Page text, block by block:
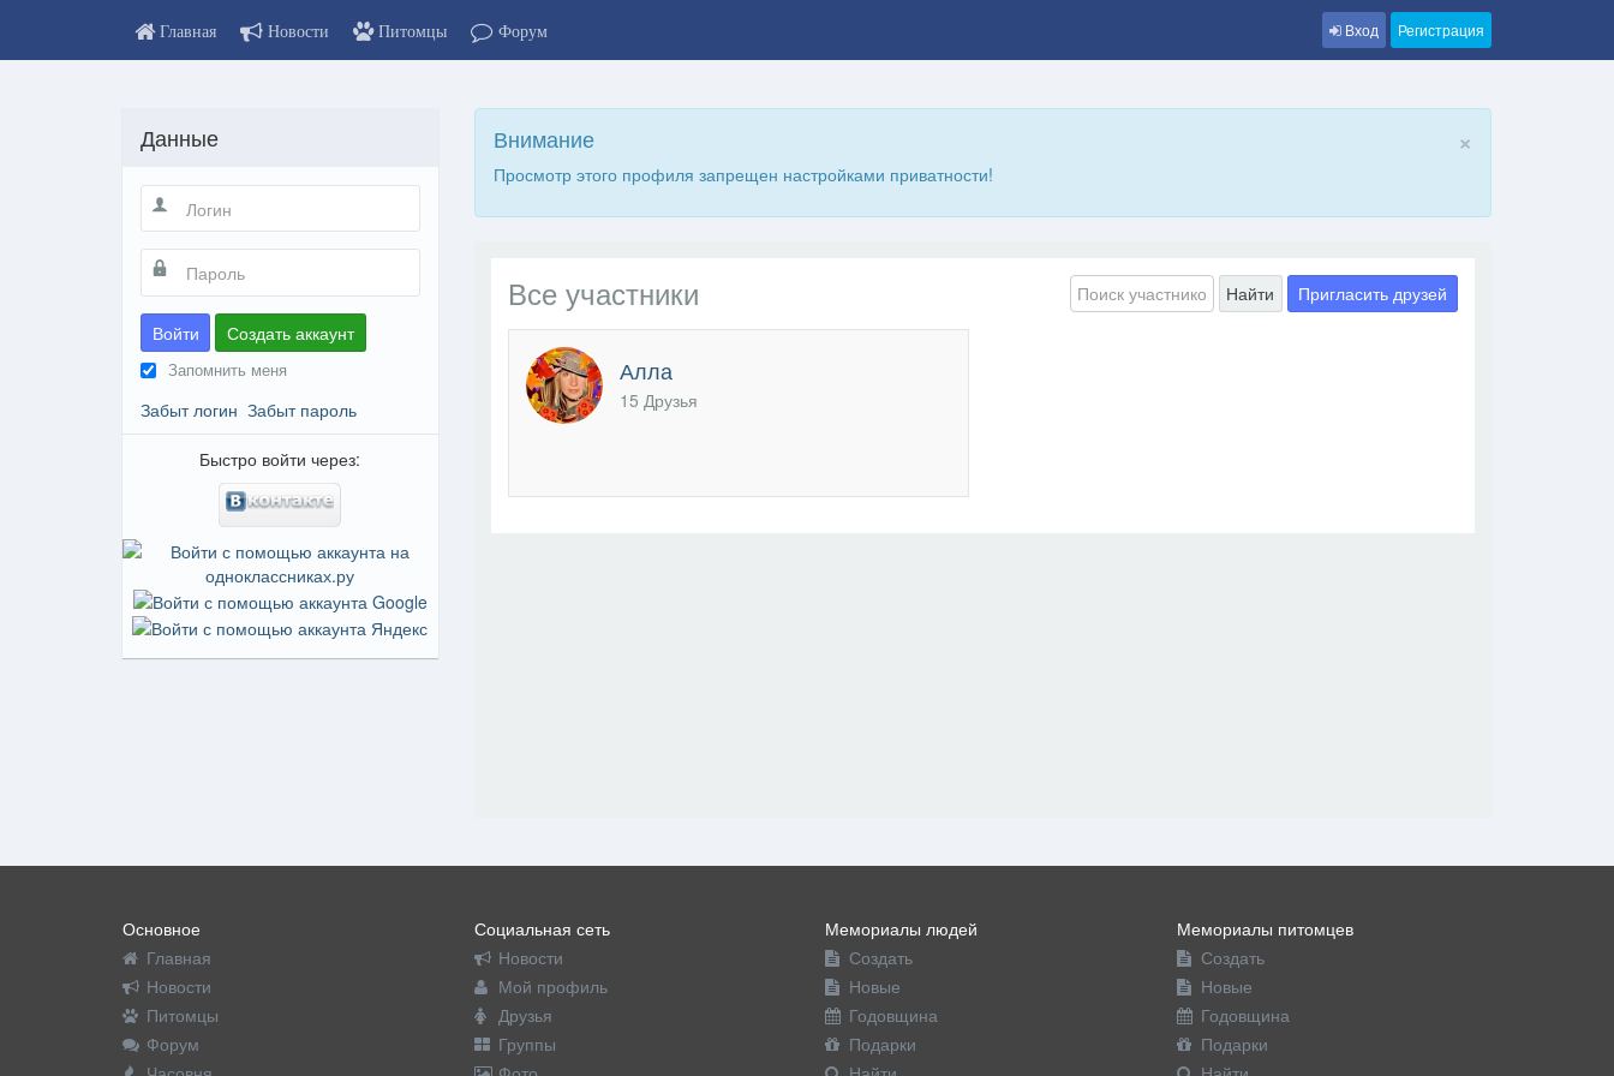
Главная Новости Питомцы Форум Вход Регистрация
×
Внимание
Просмотр этого профиля запрещен настройками приватности!
Все участники Найти Пригласить друзей
Алла
15 Друзья
Данные
Войти Создать аккаунт
Запомнить меня
Забыт логин Забыт пароль
Быстро войти через:
Основное
Главная
Новости
Питомцы
Форум
Социальная сеть
Новости
Мой профиль
Друзья
Группы
Мемориалы людей
Создать
Новые
Годовщина
Подарки
Мемориалы питомцев
Создать
Новые
Годовщина
Подарки